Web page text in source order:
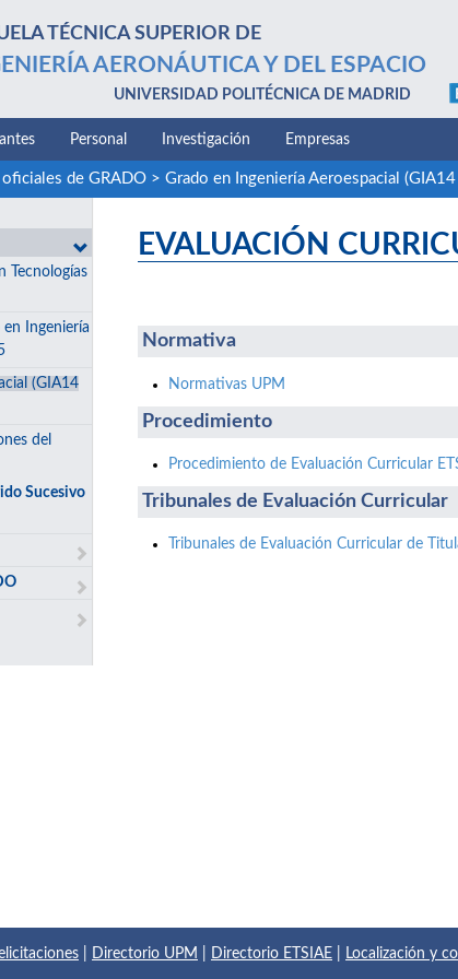
TÉCNICA SUPERIOR DE
AERONÁUTICA Y DEL ESPACIO
UNIVERSIDAD POLITÉCNICA DE MADRID
Personal Investigación Empresas
de GRADO> Grado en Ingeniería Aeroespacial (GIA14
Tecnologías
Ingeniería
(GIA14
del
Sucesivo
EVALUACIÓN
Normativa
Normativas UPM
Procedimiento
Procedimiento de Evaluación Curricular
Tribunales de Evaluación Curricular
Tribunales de Evaluación Curricular de
Directorio UPM Directorio ETSIAE Localización y